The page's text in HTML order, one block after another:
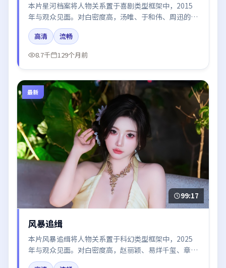
本片星河档案将人物关系置于喜剧类型框架中，2015
年与观众见面。对白密度高，汤唯、于和伟、周迅的台
词节奏值得关注；整体气质偏法国都市与冷色调摄影。
高清
流畅
8.7千
129个月前
最新
99:17
风暴追缉
本片风暴追缉将人物关系置于科幻类型框架中，2025
年与观众见面。对白密度高，赵丽颖、易烊千玺、章子
怡的台词节奏值得关注；整体气质偏英国都市与冷色调